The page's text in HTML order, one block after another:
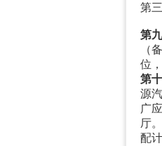
第
第
（
位
第
源
广
厅
配